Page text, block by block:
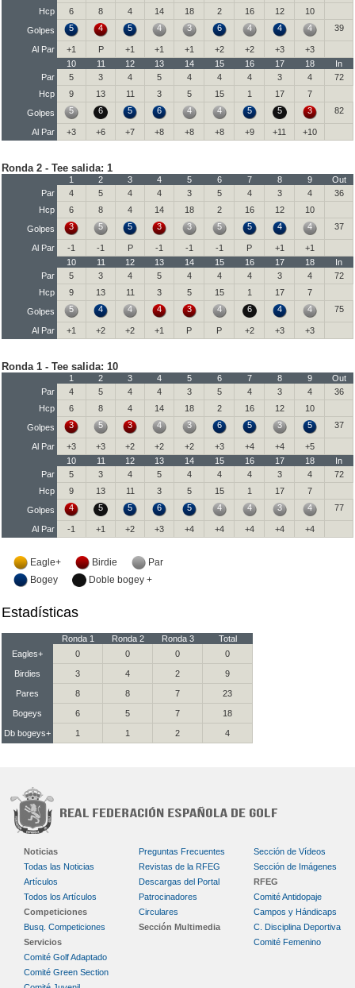
Hcp
6 8 4 14 18 2 16 12
10
Golpes
5 4 5 4 3 6 4 4 4 39
Al Par +1 P +1 +1 +1 +2 +2 +3
+3
10
11 12 13 14 15 16 17 18
In
Par
5 3 4 5 4 4 4 3 4
72
Hcp
9 13 11 3 5 15 1 17
7
Golpes
5 6 5 6 4 4 5 5 3 82
Al Par +3 +6 +7 +8 +8 +8 +9 +11 +10
Ronda 2 - Tee salida: 1
1 2 3 4 5 6 7 8 9
Out
Par
4 5 4 4 3 5 4 3 4
36
Hcp
6 8 4 14 18 2 16 12
10
Golpes
3 5 5 3 3 5 5 4 4 37
Al Par -1 -1 P -1 -1 -1 P +1
+1
10
11 12 13 14 15 16 17 18
In
Par
5 3 4 5 4 4 4 3 4
72
Hcp
9 13 11 3 5 15 1 17
7
Golpes
5 4 4 4 3 4 6 4 4 75
Al Par +1 +2 +2 +1 P P +2 +3 +3
Ronda 1 - Tee salida: 10
1 2 3 4 5 6 7 8 9
Out
Par
4 5 4 4 3 5 4 3 4
36
Hcp
6 8 4 14 18 2 16 12
10
Golpes
3 5 3 4 3 6 5 3 5 37
Al Par +3 +3 +2 +2 +2 +3 +4 +4
+5
10
11 12 13 14 15 16 17 18
In
Par
5 3 4 5 4 4 4 3 4
72
Hcp
9 13 11 3 5 15 1 17
7
Golpes
4 5 5 6 5 4 4 3 4 77
Al Par -1 +1 +2 +3 +4 +4 +4 +4 +4
Eagle+ Birdie
Par
Bogey
Doble bogey +
Estadísticas
Ronda 1 Ronda 2 Ronda 3
Total
Eagles+
0 0 0 0
Birdies 3 4 2 9
Pares 8 8 7 23
Bogeys 6 5 7 18
Db bogeys+ 1 1 2 4
Noticias
Todas las Noticias
Artículos
Todos los Artículos
Competiciones
Busq. Competiciones
Servicios
Preguntas Frecuentes
Revistas de la RFEG
Descargas del Portal
Patrocinadores
Circulares
Sección Multimedia
Sección de Vídeos
Sección de Imágenes
RFEG
Comité Antidopaje
Campos y Hándicaps
C. Disciplina Deportiva
Comité Femenino
Comité Golf Adaptado
Comité Green Section